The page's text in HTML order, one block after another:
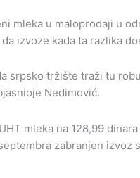
mleka u maloprodaji u
izvoze kada ta razlika
srpsko tržište traži tu
Nedimović.
mleka na 128,99
zabranjen izvoz